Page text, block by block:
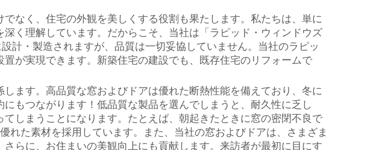
なく、住宅の外観を美しくする役割も果たします。私たちは、単に
く理解しています。だからこそ、当社は「ラピッド・ウィンドウズ
計・製造されますが、品質は一切妥協していません。当社のラピッ
が実現できます。新築住宅の建設でも、既存住宅のリフォームで
ます。高品質な窓およびドアは優れた断熱性能を備えており、冬に
もつながります！低品質な製品を選んでしまうと、耐久性に乏し
しまうことになります。たとえば、朝起きたときに窓の密閉不良で
た素材を採用しています。また、当社の窓およびドアは、さまざま
らに、お住まいの美観向上にも貢献します。来訪者が最初に目にす